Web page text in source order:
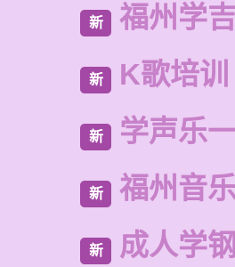
新 福州学
新 K歌培
新 学声乐
新 福州音
新 成人学